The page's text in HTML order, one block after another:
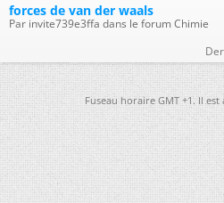
forces de van der waals
Par invite739e3ffa dans le forum Chimie
Fuseau horaire GMT +1. Il